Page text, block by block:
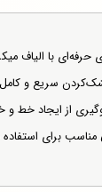
ترتل اصلی حوله‌ای حرفه‌ای با
برای خشک‌کردن سریع و
از ایجاد
برای